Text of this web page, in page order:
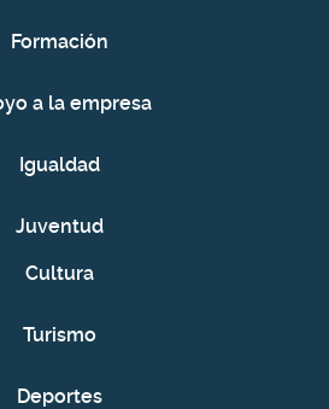
Formación
a la empresa
Igualdad
Juventud
Cultura
Turismo
Deportes